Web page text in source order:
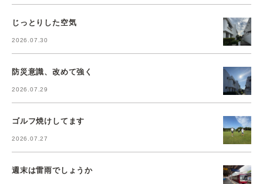
じっとりした空気
2026.07.30
防災意識、改めて強く
2026.07.29
ゴルフ焼けしてます
2026.07.27
週末は雷雨でしょうか